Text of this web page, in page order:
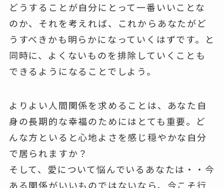
どうすることが自分にとって一番いいことな
のか、それを考えれば、これからあなたがど
うすべきかも明らかになっていくはずです。と
同時に、よくないものを排除していくことも
できるようになることでしよう。
よりよい人間関係を求めることは、あなた自
身の長期的な幸福のためにはとても重要。ど
んな方といると心地よさを感じ穏やかな自分
で居られますか？
そして、愛について悩んでいるあなたは・・今
ある関係がいいものではないなら、今こそ行